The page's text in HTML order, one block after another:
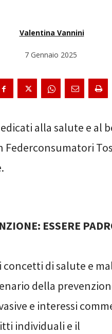
Valentina Vannini
7 Gennaio 2025
alla salute e al
ESSERE
di salute e
della
e interessi
individuali e il